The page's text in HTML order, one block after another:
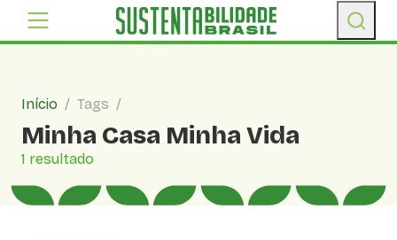
Início / Tags /
Minha Casa Minha Vida
1 resultado